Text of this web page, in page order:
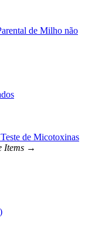
de Milho não
de Micotoxinas
Items →